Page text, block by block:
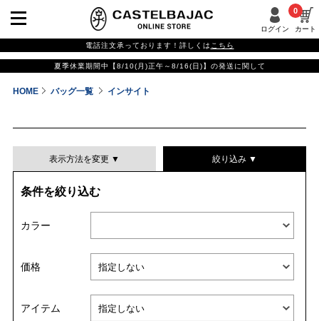
ログイン カート
0
電話注文承っております！詳しくは こちら
夏季休業期間中【8/10(月)正午～8/16(日)】の発送に関して
HOME バッグ一覧 インサイト
表示方法を変更 ▼
並び替える
絞り込み ▼
条件を絞り込む
カラー
価格
アイテム